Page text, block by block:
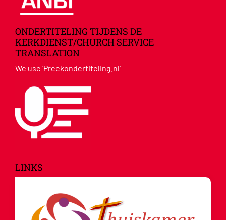
ONDERTITELING TIJDENS DE
KERKDIENST/CHURCH SERVICE
TRANSLATION
We use ‘Preekondertiteling.nl’
LINKS